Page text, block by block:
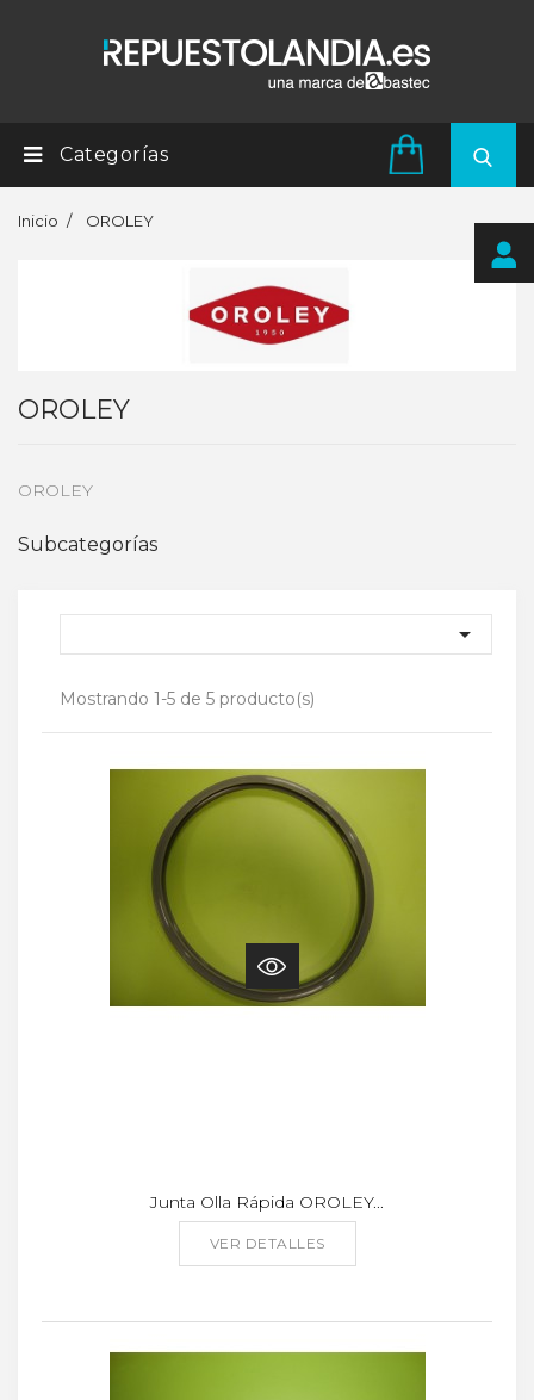
Categorías
Inicio OROLEY
OROLEY
OROLEY
Subcategorías

Mostrando 1-5 de 5 producto(s)
Junta Olla Rápida OROLEY...
VER DETALLES